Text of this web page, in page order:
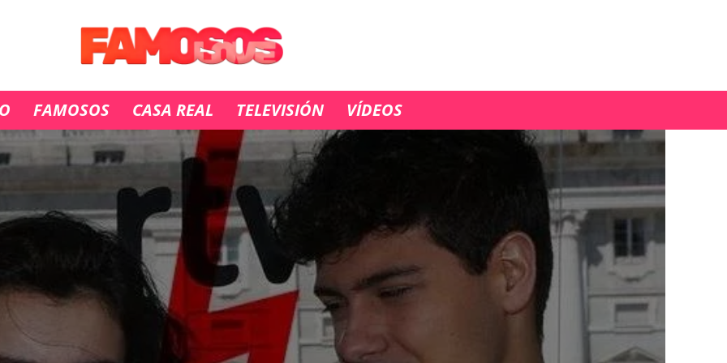
FAMOSOS CASA REAL TELEVISIÓN VÍDEOS